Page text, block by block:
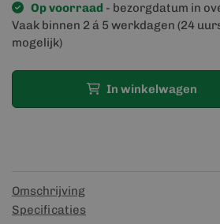
Op voorraad - bezorgdatum in
Vaak binnen 2 á 5 werkdagen (24
mogelijk)
In winkelwagen
Omschrijving
Specificaties